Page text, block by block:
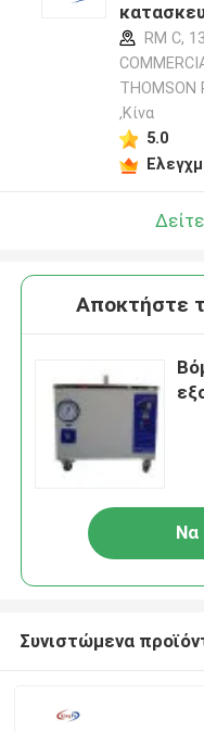
RM C,
THOMSON
,Κίνα
5.0
Αποκτήστε
Να
Συνιστώμενα